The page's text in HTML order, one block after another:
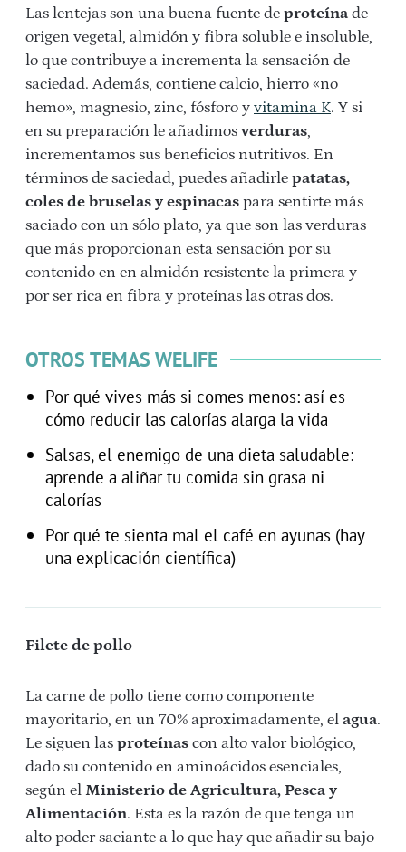
Las lentejas son una buena fuente de proteína de
origen vegetal, almidón y fibra soluble e insoluble,
lo que contribuye a incrementa la sensación de
saciedad. Además, contiene calcio, hierro «no
hemo», magnesio, zinc, fósforo y vitamina K. Y si
en su preparación le añadimos verduras,
incrementamos sus beneficios nutritivos. En
términos de saciedad, puedes añadirle patatas,
coles de bruselas y espinacas para sentirte más
saciado con un sólo plato, ya que son las verduras
que más proporcionan esta sensación por su
contenido en en almidón resistente la primera y
por ser rica en fibra y proteínas las otras dos.
OTROS TEMAS WELIFE
Por qué vives más si comes menos: así es
cómo reducir las calorías alarga la vida
Salsas, el enemigo de una dieta saludable:
aprende a aliñar tu comida sin grasa ni
calorías
Por qué te sienta mal el café en ayunas (hay
una explicación científica)
Filete de pollo
La carne de pollo tiene como componente
mayoritario, en un 70% aproximadamente, el agua.
Le siguen las proteínas con alto valor biológico,
dado su contenido en aminoácidos esenciales,
según el Ministerio de Agricultura, Pesca y
Alimentación. Esta es la razón de que tenga un
alto poder saciante a lo que hay que añadir su bajo